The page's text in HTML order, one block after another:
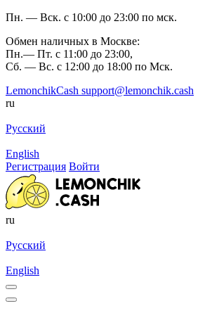
Пн. — Вск. с 10:00 до 23:00 по мск.
Обмен наличных в Москве:
Пн.— Пт. с 11:00 до 23:00,
Сб. — Вс. с 12:00 до 18:00 по Мск.
LemonchikCash support@lemonchik.cash
ru
Русский
English
Регистрация Войти
ru
Русский
English